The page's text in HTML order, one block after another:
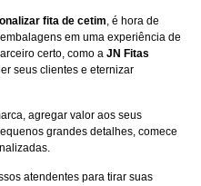
fita de cetim , é hora de
em uma experiência de
certo, como a JN Fitas
seus clientes e eternizar
agregar valor aos seus
grandes detalhes, comece
atendentes para tirar suas